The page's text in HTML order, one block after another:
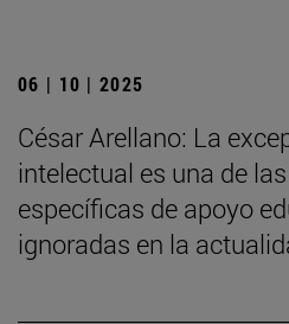
06 | 10 | 2025
César Arellano: La
intelectual es una de
específicas de apoyo
ignoradas en la